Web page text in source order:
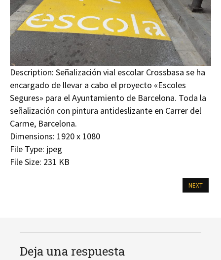
Description: Señalización vial escolar Crossbasa se ha
encargado de llevar a cabo el proyecto «Escoles
Segures» para el Ayuntamiento de Barcelona. Toda la
señalización con pintura antideslizante en Carrer del
Carme, Barcelona.
Dimensions: 1920 x 1080
File Type: jpeg
File Size: 231 KB
NEXT
Deja una respuesta